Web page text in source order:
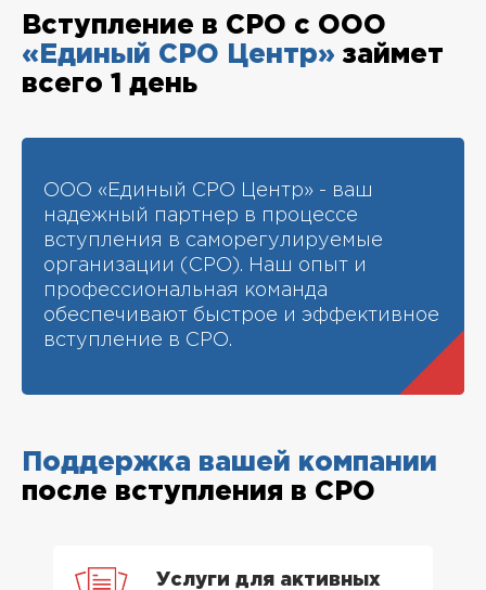
Вступление в СРО с ООО
«Единый СРО Центр» займет
всего 1 день
ООО «Единый СРО Центр» - ваш
надежный партнер в процессе
вступления в саморегулируемые
организации (СРО). Наш опыт и
профессиональная команда
обеспечивают быстрое и эффективное
вступление в СРО.
Поддержка вашей компании
после вступления в СРО
Услуги для активных